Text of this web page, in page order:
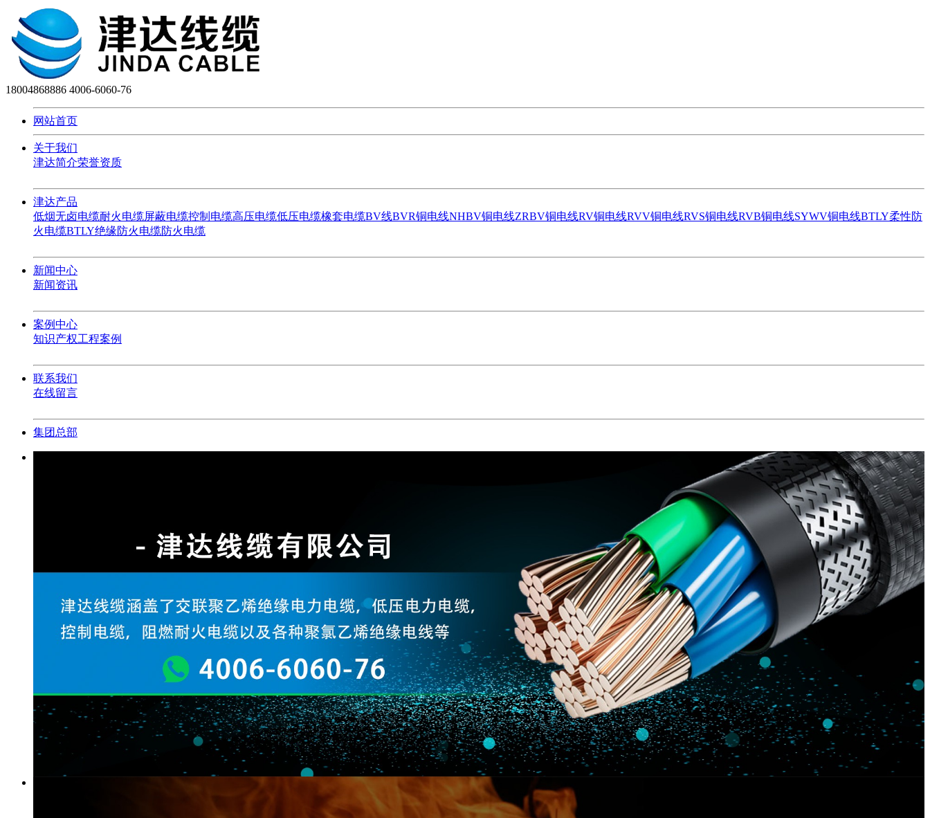
18004868886 4006-6060-76
网站首页
关于我们
津达简介荣誉资质
津达产品
低烟无卤电缆耐火电缆屏蔽电缆控制电缆高压电缆低压电缆橡套电缆BV线BVR铜电线NHBV铜电线ZRBV铜电线RV铜电线RVV铜电线RVS铜电线RVB铜电线SYWV铜电线BTLY柔性防
火电缆BTLY绝缘防火电缆防火电缆
新闻中心
新闻资讯
案例中心
知识产权工程案例
联系我们
在线留言
集团总部